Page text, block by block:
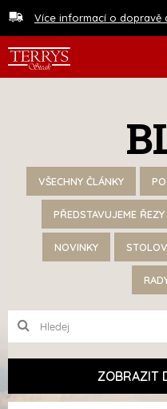
Více informací o dopravě
VŠECHNY ČLÁNKY
PŘEDSTAVUJEME ŘEZY
NOVINKY
ZOBRAZIT